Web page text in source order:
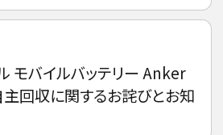
モバイルバッテリー Anker
回収に関するお詫びとお知